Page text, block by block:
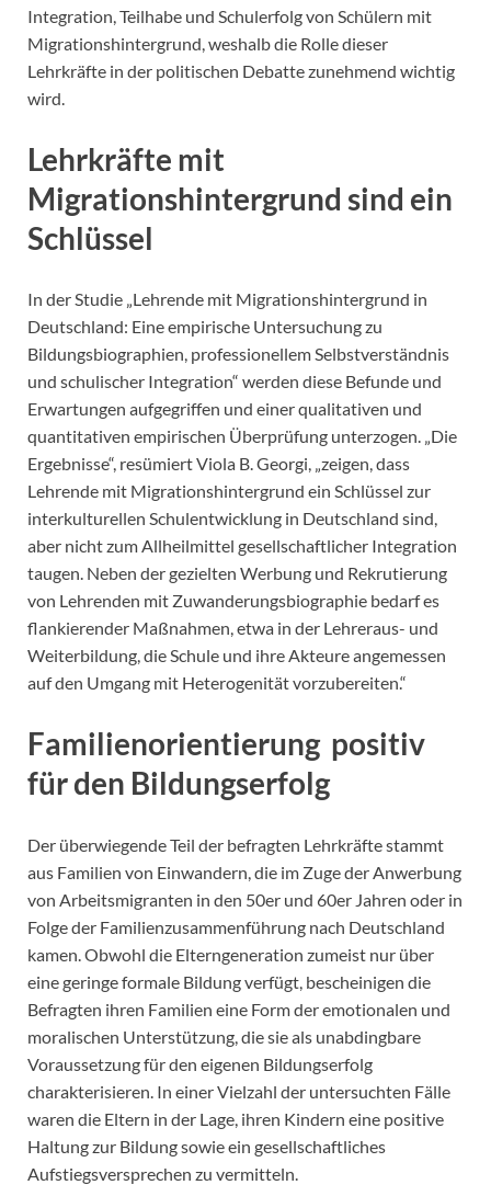
Integration, Teilhabe und Schulerfolg von Schülern mit
Migrationshintergrund, weshalb die Rolle dieser
Lehrkräfte in der politischen Debatte zunehmend wichtig
wird.
Lehrkräfte mit
Migrationshintergrund sind ein
Schlüssel
In der Studie „Lehrende mit Migrationshintergrund in
Deutschland: Eine empirische Untersuchung zu
Bildungsbiographien, professionellem Selbstverständnis
und schulischer Integration“ werden diese Befunde und
Erwartungen aufgegriffen und einer qualitativen und
quantitativen empirischen Überprüfung unterzogen. „Die
Ergebnisse“, resümiert Viola B. Georgi, „zeigen, dass
Lehrende mit Migrationshintergrund ein Schlüssel zur
interkulturellen Schulentwicklung in Deutschland sind,
aber nicht zum Allheilmittel gesellschaftlicher Integration
taugen. Neben der gezielten Werbung und Rekrutierung
von Lehrenden mit Zuwanderungsbiographie bedarf es
flankierender Maßnahmen, etwa in der Lehreraus- und
Weiterbildung, die Schule und ihre Akteure angemessen
auf den Umgang mit Heterogenität vorzubereiten.“
Familienorientierung positiv
für den Bildungserfolg
Der überwiegende Teil der befragten Lehrkräfte stammt
aus Familien von Einwandern, die im Zuge der Anwerbung
von Arbeitsmigranten in den 50er und 60er Jahren oder in
Folge der Familienzusammenführung nach Deutschland
kamen. Obwohl die Elterngeneration zumeist nur über
eine geringe formale Bildung verfügt, bescheinigen die
Befragten ihren Familien eine Form der emotionalen und
moralischen Unterstützung, die sie als unabdingbare
Voraussetzung für den eigenen Bildungserfolg
charakterisieren. In einer Vielzahl der untersuchten Fälle
waren die Eltern in der Lage, ihren Kindern eine positive
Haltung zur Bildung sowie ein gesellschaftliches
Aufstiegsversprechen zu vermitteln.